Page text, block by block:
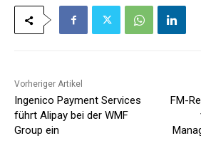
Vorheriger Artikel
Ingenico Payment Services
führt Alipay bei der WMF
Group ein
FM-